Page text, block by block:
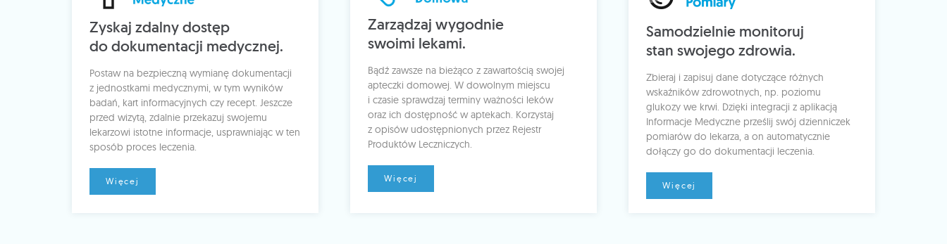
Zyskaj zdalny dostęp
do dokumentacji medycznej.
Postaw na bezpieczną wymianę dokumentacji
z jednostkami medycznymi, w tym wyników
badań, kart informacyjnych czy recept. Jeszcze
przed wizytą, zdalnie przekazuj swojemu
lekarzowi istotne informacje, usprawniając w ten
sposób proces leczenia.
Więcej
Zarządzaj wygodnie
swoimi lekami.
Bądź zawsze na bieżąco z zawartością swojej
apteczki domowej. W dowolnym miejscu
i czasie sprawdzaj terminy ważności leków
oraz ich dostępność w aptekach. Korzystaj
z opisów udostępnionych przez Rejestr
Produktów Leczniczych.
Więcej
Samodzielnie monitoruj
stan swojego zdrowia.
Zbieraj i zapisuj dane dotyczące różnych
wskaźników zdrowotnych, np. poziomu
glukozy we krwi. Dzięki integracji z aplikacją
Informacje Medyczne prześlij swój dzienniczek
pomiarów do lekarza, a on automatycznie
dołączy go do dokumentacji leczenia.
Więcej